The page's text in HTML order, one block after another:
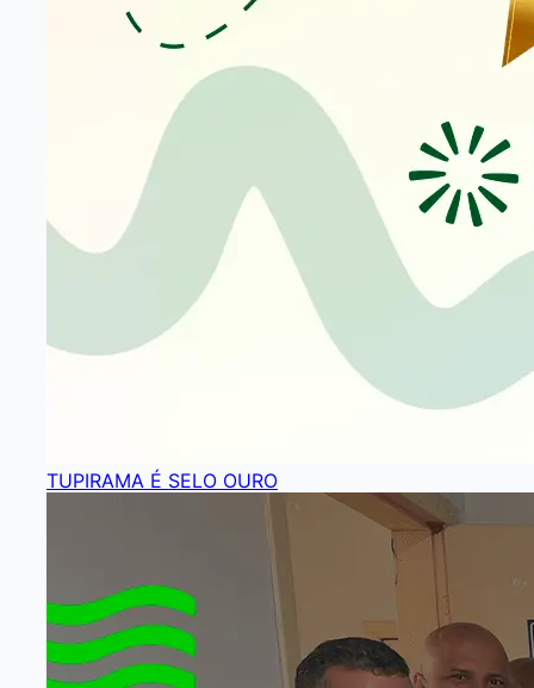
TUPIRAMA É SELO OURO